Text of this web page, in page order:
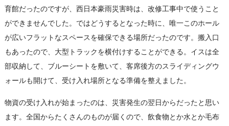
育館だったのですが、西日本豪雨災害時は、改修工事中で使うこと
ができませんでした。ではどうするとなった時に、唯一このホール
が広いフラットなスペースを確保できる場所だったのです。搬入口
もあったので、大型トラックを横付けすることができる。イスは全
部収納して、ブルーシートを敷いて、客席後方のスライディングウ
ォールも開けて、受け入れ場所となる準備を整えました。
物資の受け入れが始まったのは、災害発生の翌日からだったと思い
ます。全国からたくさんのものが届くので、飲食物とか水とか毛布